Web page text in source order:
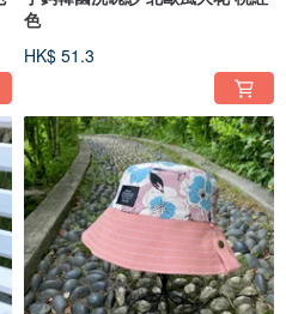
色
HK$ 51.3